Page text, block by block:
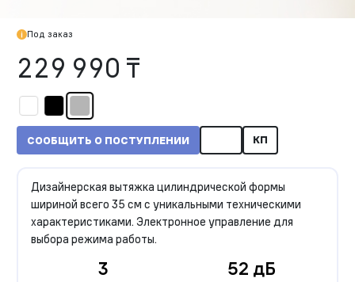
Под заказ
229 990 ₸
СООБЩИТЬ О ПОСТУПЛЕНИИ КП
Дизайнерская вытяжка цилиндрической формы
шириной всего 35 см с уникальными техническими
характеристиками. Электронное управление для
выбора режима работы.
3 52 дБ